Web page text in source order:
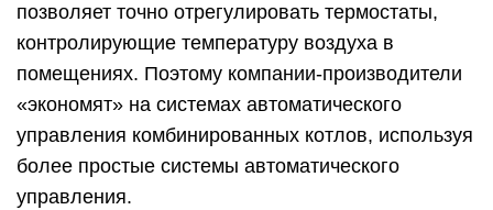
позволяет точно отрегулировать термостаты,
контролирующие температуру воздуха в
помещениях. Поэтому компании-производители
«экономят» на системах автоматического
управления комбинированных котлов, используя
более простые системы автоматического
управления.